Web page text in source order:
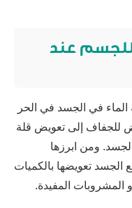
للجسم عند
15% من كمية الماء في الجسد في الحر
للجفاف إلى تعويض قلة
ومن ابرزها
الجسد تعويضها بالكميات
المشروبات المفيدة.